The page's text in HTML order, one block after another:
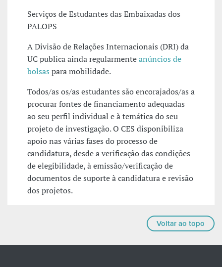
Serviços de Estudantes das Embaixadas dos
PALOPS
A Divisão de Relações Internacionais (DRI) da
UC publica ainda regularmenteanúncios de
bolsas para mobilidade.
Todos/as os/as estudantes são encorajados/as a
procurar fontes de financiamento adequadas
ao seu perfil individual e à temática do seu
projeto de investigação. O CES disponibiliza
apoio nas várias fases do processo de
candidatura, desde a verificação das condições
de elegibilidade, à emissão/verificação de
documentos de suporte à candidatura e revisão
dos projetos.
Voltar ao topo